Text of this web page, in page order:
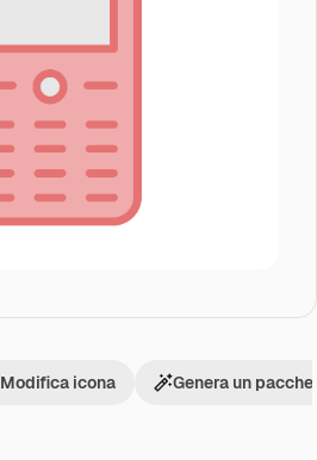
Modifica icona Genera un